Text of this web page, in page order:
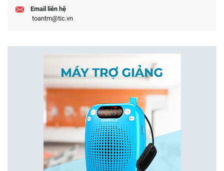
Email liên hệ
toantm@tic.vn